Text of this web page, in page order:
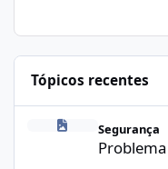
Tópicos recentes
Segurança